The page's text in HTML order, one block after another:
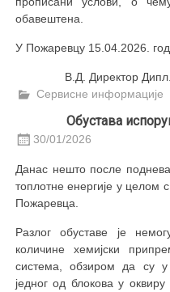
обавештена.
У Пожаревцу 15.04.2026.
В.Д. Директор
Сервисне информације
Обустава
30/01/2026
Данас нешто после
топлотне енергије у целом
Пожаревца.
Разлог обуставе је
количине хемијски
система, обзиром да су у
једног од блокова у